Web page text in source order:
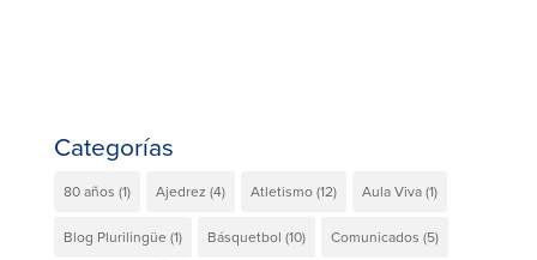
Categorías
80 años (1) Ajedrez (4) Atletismo(12) Aula Viva(1)
Blog Plurilingüe (1) Básquetbol (10) Comunicados (5)